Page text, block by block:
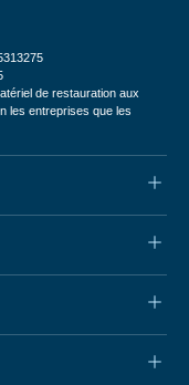
de restauration aux
les entreprises que les